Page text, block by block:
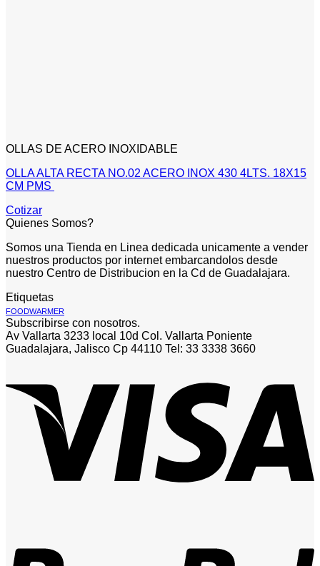
OLLAS DE ACERO INOXIDABLE
OLLA ALTA RECTA NO.02 ACERO INOX 430 4LTS. 18X15
CM PMS
Cotizar
Quienes Somos?
Somos una Tienda en Linea dedicada unicamente a vender
nuestros productos por internet embarcandolos desde
nuestro Centro de Distribucion en la Cd de Guadalajara.
Etiquetas
FOODWARMER
Subscribirse con nosotros.
Av Vallarta 3233 local 10d Col. Vallarta Poniente
Guadalajara, Jalisco Cp 44110 Tel: 33 3338 3660